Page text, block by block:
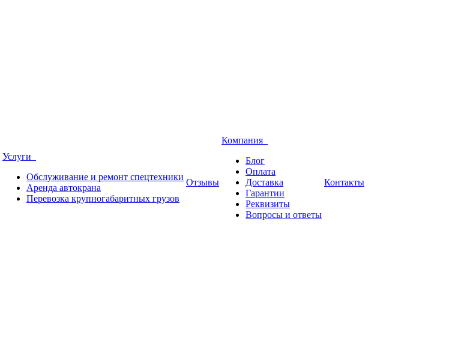
Услуги
Обслуживание и ремонт спецтехники
Аренда автокрана
Перевозка крупногабаритных грузов
Отзывы
Компания
Блог
Оплата
Доставка
Гарантии
Реквизиты
Вопросы и ответы
Контакты